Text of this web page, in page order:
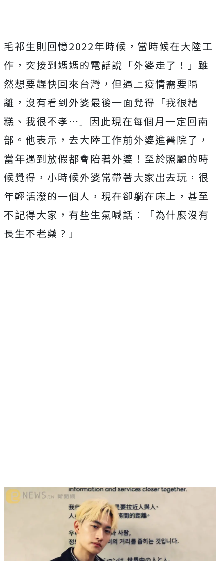
毛祁生則回憶2022年時候，當時候在大陸工
作，突接到媽媽的電話說「外婆走了！」雖
然想要趕快回來台灣，但遇上疫情需要隔
離，沒有看到外婆最後一面覺得「我很糟
糕、我很不孝… 」因此現在每個月一定回南
部。他表示，去大陸工作前外婆進醫院了，
當年遇到放假都會陪著外婆！至於照顧的時
候覺得，小時候外婆常帶著大家出去玩，很
年輕活潑的一個人，現在卻躺在床上，甚至
不記得大家，有些生氣喊話：「為什麼沒有
長生不老藥？」